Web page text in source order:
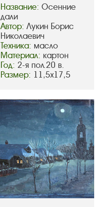
Название: Осенние
дали
Автор: Лукин Борис
Николаевич
Техника: масло
Материал: картон
Год: 2-я пол.20 в.
Размер: 11,5х17,5